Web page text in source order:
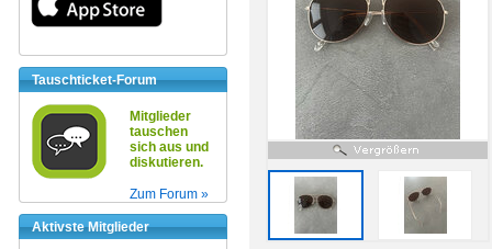
Tauschticket-Forum
Mitglieder
tauschen
sich aus und
diskutieren.
Zum Forum »
Aktivste Mitglieder